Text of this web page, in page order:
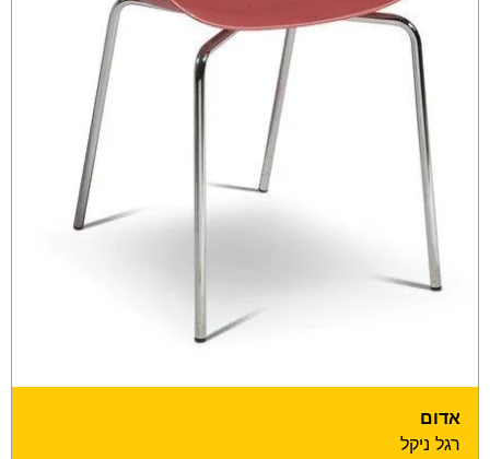
אדום
רגל ניקל